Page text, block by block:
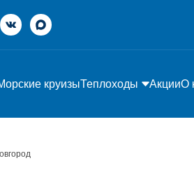
круизыТеплоходы АкцииО